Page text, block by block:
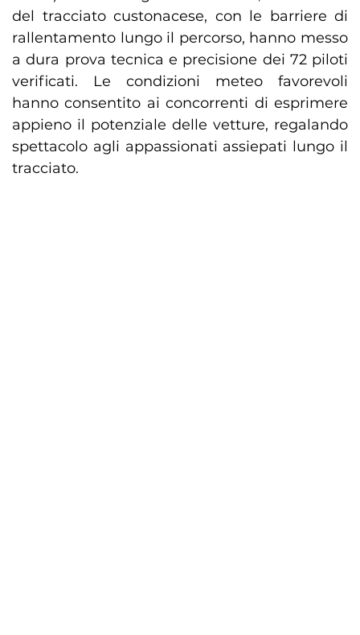
del tracciato custonacese, con le barriere di
rallentamento lungo il percorso, hanno messo
a dura prova tecnica e precisione dei 72 piloti
verificati. Le condizioni meteo favorevoli
hanno consentito ai concorrenti di esprimere
appieno il potenziale delle vetture, regalando
spettacolo agli appassionati assiepati lungo il
tracciato.